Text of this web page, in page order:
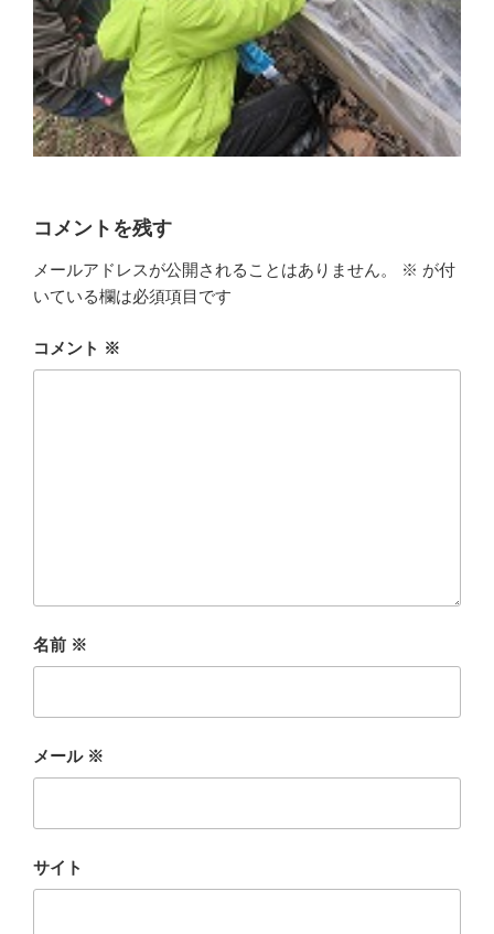
コメントを残す
メールアドレスが公開されることはありません。 ※ が付
いている欄は必須項目です
コメント ※
名前 ※
メール ※
サイト